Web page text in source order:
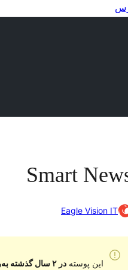
Smart
Eagle Vision IT
این پوستهدر ۲ سال گذشته به‌روز نشده است